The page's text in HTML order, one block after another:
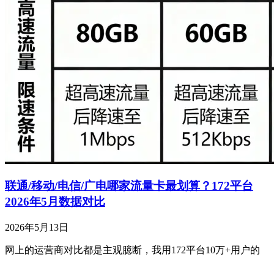
联通/移动/电信/广电哪家流量卡最划算？172平台
2026年5月数据对比
2026年5月13日
网上的运营商对比都是主观臆断，我用172平台10万+用户的